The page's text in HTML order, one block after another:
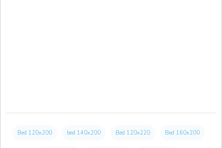
Bed 120x200 bed 140x200 Bed 120x220 Bed 160x200